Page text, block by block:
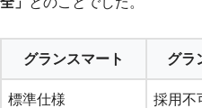
グランスマート グラ
標準仕様 採用不